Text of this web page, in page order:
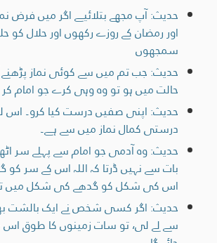
حدیث: آپ مجھے بتلائیے اگر میں فرض
اور رمضان کے روزے رکھوں اور حلال کو
سمجھوں
حدیث: جب تم میں سے کوئی نماز پڑھنے
حالت میں ہو تو وہ وہی کرے جو امام کر
حدیث: اپنی صفیں درست کیا کرو۔
درستی کمال نماز میں سے ہے۔
حدیث: وہ آدمی جو امام سے پہلے سر
بات سے نہیں ڈرتا کہ اللہ اس کے سر
اس کی شکل کو گدھے کی شکل میں
حدیث: اگر کسی شخص نے ایک بالشت
سے لے لی، تو سات زمینوں کا طوق اس